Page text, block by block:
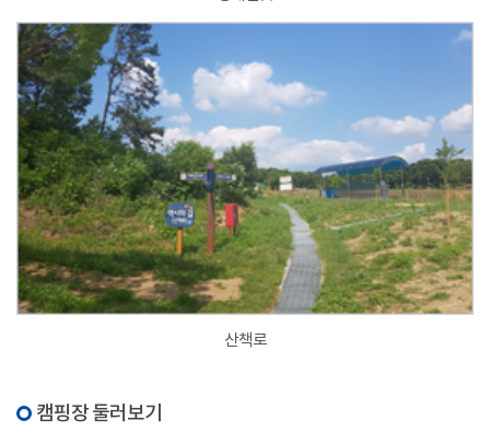
산책로
캠핑장 둘러보기